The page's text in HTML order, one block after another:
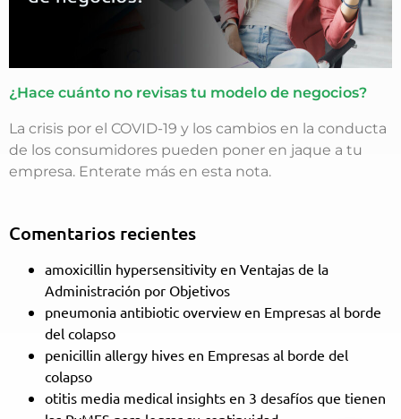
¿Hace cuánto no revisas tu modelo de negocios?
La crisis por el COVID-19 y los cambios en la conducta
de los consumidores pueden poner en jaque a tu
empresa. Enterate más en esta nota.
Comentarios recientes
amoxicillin hypersensitivity en Ventajas de la
Administración por Objetivos
pneumonia antibiotic overview en Empresas al borde
del colapso
penicillin allergy hives en Empresas al borde del
colapso
otitis media medical insights en 3 desafíos que tienen